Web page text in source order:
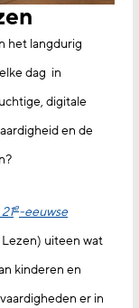
het langdurig
dag in
digitale
en de
e-eeuwse
uiteen wat
kinderen en
er in